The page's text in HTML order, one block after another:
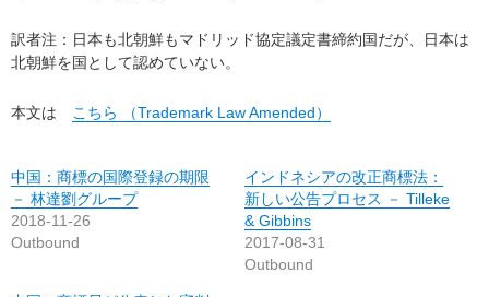
訳者注：日本も北朝鮮もマドリッド協定議定書締約国だが、日本は
北朝鮮を国として認めていない。
本文は こちら （Trademark Law Amended）
中国：商標の国際登録の期限
－ 林達劉グループ
2018-11-26
Outbound
インドネシアの改正商標法：
新しい公告プロセス － Tilleke
& Gibbins
2017-08-31
Outbound